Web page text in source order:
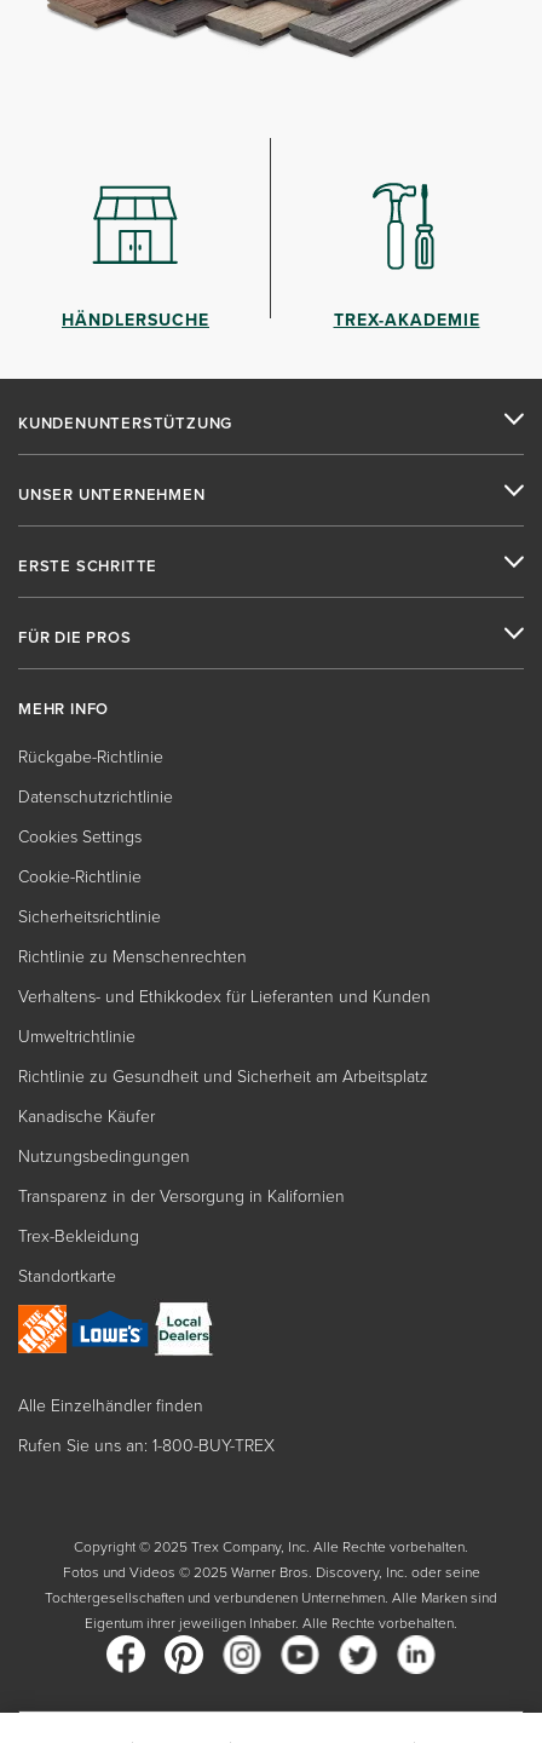
HÄNDLERSUCHE TREX-AKADEMIE
KUNDENUNTERSTÜTZUNG
UNSER UNTERNEHMEN
ERSTE SCHRITTE
FÜR DIE PROS
MEHR INFO
Rückgabe-Richtlinie
Datenschutzrichtlinie
Cookies Settings
Cookie-Richtlinie
Sicherheitsrichtlinie
Richtlinie zu Menschenrechten
Verhaltens- und Ethikkodex für Lieferanten und Kunden
Umweltrichtlinie
Richtlinie zu Gesundheit und Sicherheit am Arbeitsplatz
Kanadische Käufer
Nutzungsbedingungen
Transparenz in der Versorgung in Kalifornien
Trex-Bekleidung
Standortkarte
Alle Einzelhändler finden
Rufen Sie uns an: 1-800-BUY-TREX
Copyright © 2025 Trex Company, Inc. Alle Rechte vorbehalten.
Fotos und Videos © 2025 Warner Bros. Discovery, Inc. oder seine
Tochtergesellschaften und verbundenen Unternehmen. Alle Marken sind
Eigentum ihrer jeweiligen Inhaber. Alle Rechte vorbehalten.